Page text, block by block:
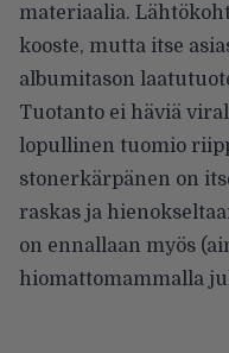
materiaalia.
kooste, mutta itse
albumitason
Tuotanto ei häviä
lopullinen tuomio
stonerkärpänen on
raskas ja
on ennallaan myös
hiomattomammalla